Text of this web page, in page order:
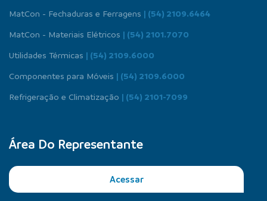
MatCon - Fechaduras e Ferragens | (54) 2109.6464
MatCon - Materiais Elétricos | (54) 2101.7070
Utilidades Térmicas | (54) 2109.6000
Componentes para Móveis | (54) 2109.6000
Refrigeração e Climatização | (54) 2101-7099
Área Do Representante
Acessar